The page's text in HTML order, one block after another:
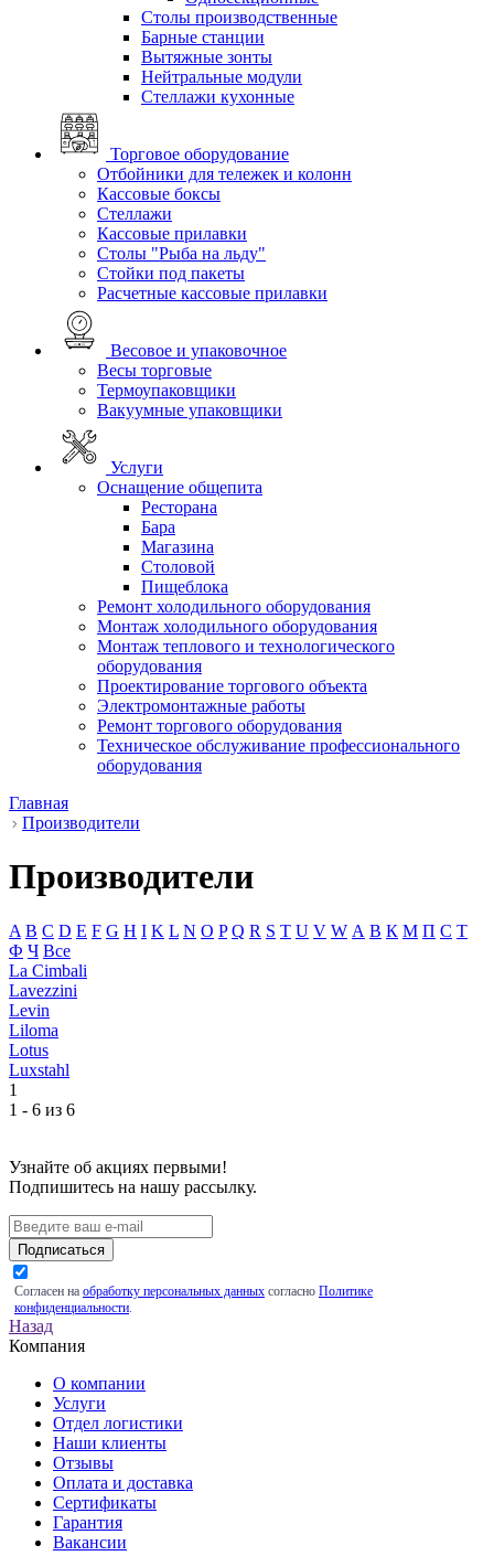
Столы производственные
Барные станции
Вытяжные зонты
Нейтральные модули
Стеллажи кухонные
Торговое оборудование
Отбойники для тележек и колонн
Кассовые боксы
Стеллажи
Кассовые прилавки
Столы "Рыба на льду"
Стойки под пакеты
Расчетные кассовые прилавки
Весовое и упаковочное
Весы торговые
Термоупаковщики
Вакуумные упаковщики
Услуги
Оснащение общепита
Ресторана
Бара
Магазина
Столовой
Пищеблока
Ремонт холодильного оборудования
Монтаж холодильного оборудования
Монтаж теплового и технологического
оборудования
Проектирование торгового объекта
Электромонтажные работы
Ремонт торгового оборудования
Техническое обслуживание профессионального
оборудования
Главная
Производители
Производители
A B C D E F G H I K L N O P Q R S T U V W А В К М П С Т
Ф Ч Все
La Cimbali
Lavezzini
Levin
Liloma
Lotus
Luxstahl
1
1 - 6 из 6
Узнайте об акциях первыми!
Подпишитесь на нашу рассылку.
Подписаться
Согласен на обработку персональных данных согласно Политике
конфиденциальности
Назад
Компания
О компании
Услуги
Отдел логистики
Наши клиенты
Отзывы
Оплата и доставка
Сертификаты
Гарантия
Вакансии